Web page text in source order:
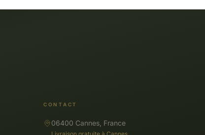
CONTACT
06400 Cannes, France
Livraison gratuite à Cannes